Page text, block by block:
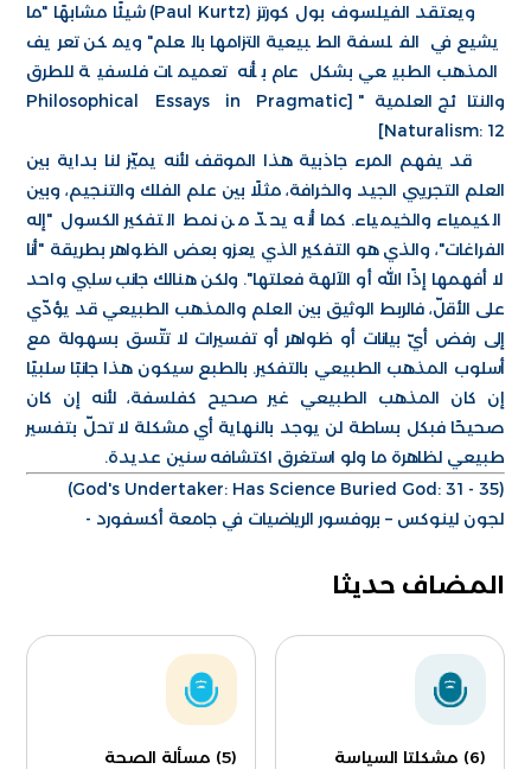
ويعتقد الفيلسوف بول كورتز (Paul Kurtz) شيئًا مشابهًا "ما
يشيع في الفلسفة الطبيعية التزامها بالعلم" ويمكن تعريف
المذهب الطبيعي بشكل عام بأنه تعميمات فلسفية للطرق
والنتائج العلمية" [Philosophical Essays in Pragmatic
Naturalism: 12]
قد يفهم المرء جاذبية هذا الموقف لأنه يميّز لنا بداية بين
العلم التجريبي الجيد والخرافة، مثلًا بين علم الفلك والتنجيم، وبين
الكيمياء والخيمياء. كما أنه يحدّ من نمط التفكير الكسول "إله
الفراغات"، والذي هو التفكير الذي يعزو بعض الظواهر بطريقة "أنا
لا أفهمها إذًا الله أو الآلهة فعلتها". ولكن هنالك جانب سلبي واحد
على الأقلّ، فالربط الوثيق بين العلم والمذهب الطبيعي قد يؤدّي
إلى رفض أيّ بيانات أو ظواهر أو تفسيرات لا تتّسق بسهولة مع
أسلوب المذهب الطبيعي بالتفكير. بالطبع سيكون هذا جانبًا سلبيًا
إن كان المذهب الطبيعي غير صحيح كفلسفة، لأنه إن كان
صحيحًا فبكل بساطة لن يوجد بالنهاية أي مشكلة لا تحلّ بتفسير
طبيعي لظاهرة ما ولو استغرق اكتشافه سنين عديدة.
(God's Undertaker: Has Science Buried God: 31 - 35)
لجون لينوكس – بروفسور الرياضيات في جامعة أكسفورد -
المضاف حديثا
(6) مشكلتا السياسة
(5) مسألة الصحة